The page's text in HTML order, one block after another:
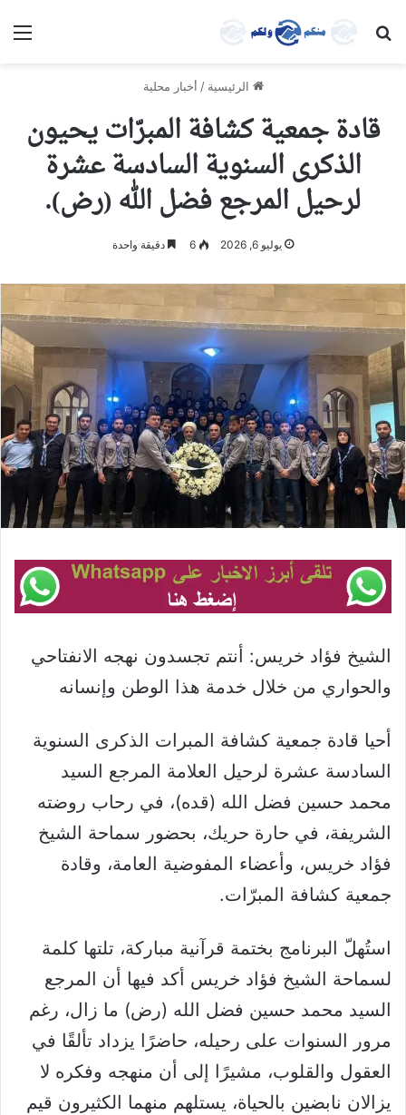
بحث عن
الرئيسية / أخبار محلية
قادة جمعية كشافة المبرّات يحيون
الذكرى السنوية السادسة عشرة
لرحيل المرجع فضل الله (رض).
يوليو 6, 2026 6 دقيقة واحدة
الشيخ فؤاد خريس: أنتم تجسدون نهجه الانفتاحي
والحواري من خلال خدمة هذا الوطن وإنسانه
أحيا قادة جمعية كشافة المبرات الذكرى السنوية
السادسة عشرة لرحيل العلامة المرجع السيد
محمد حسين فضل الله (قده)، في رحاب روضته
الشريفة، في حارة حريك، بحضور سماحة الشيخ
فؤاد خريس، وأعضاء المفوضية العامة، وقادة
جمعية كشافة المبرّات.
استُهلّ البرنامج بختمة قرآنية مباركة، تلتها كلمة
لسماحة الشيخ فؤاد خريس أكد فيها أن المرجع
السيد محمد حسين فضل الله (رض) ما زال، رغم
مرور السنوات على رحيله، حاضرًا يزداد تألقًا في
العقول والقلوب، مشيرًا إلى أن منهجه وفكره لا
يزالان نابضين بالحياة، يستلهم منهما الكثيرون قيم